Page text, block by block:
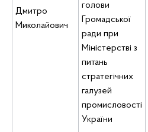
Дмитро
Миколайович
голови
Громадської
ради при
Міністерстві з
питань
стратегічних
галузей
промисловості
України